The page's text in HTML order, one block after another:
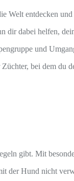
entdecken
dir dabei helfen,
und
bei dem du
gibt. Mit
der Hund nicht